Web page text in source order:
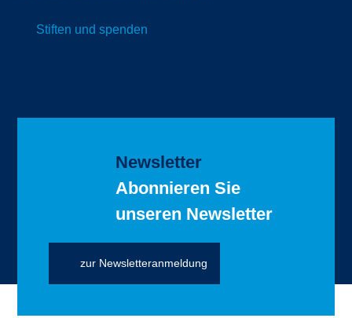
Stiften und spenden
Newsletter
Abonnieren Sie
unseren Newsletter
zur Newsletteranmeldung